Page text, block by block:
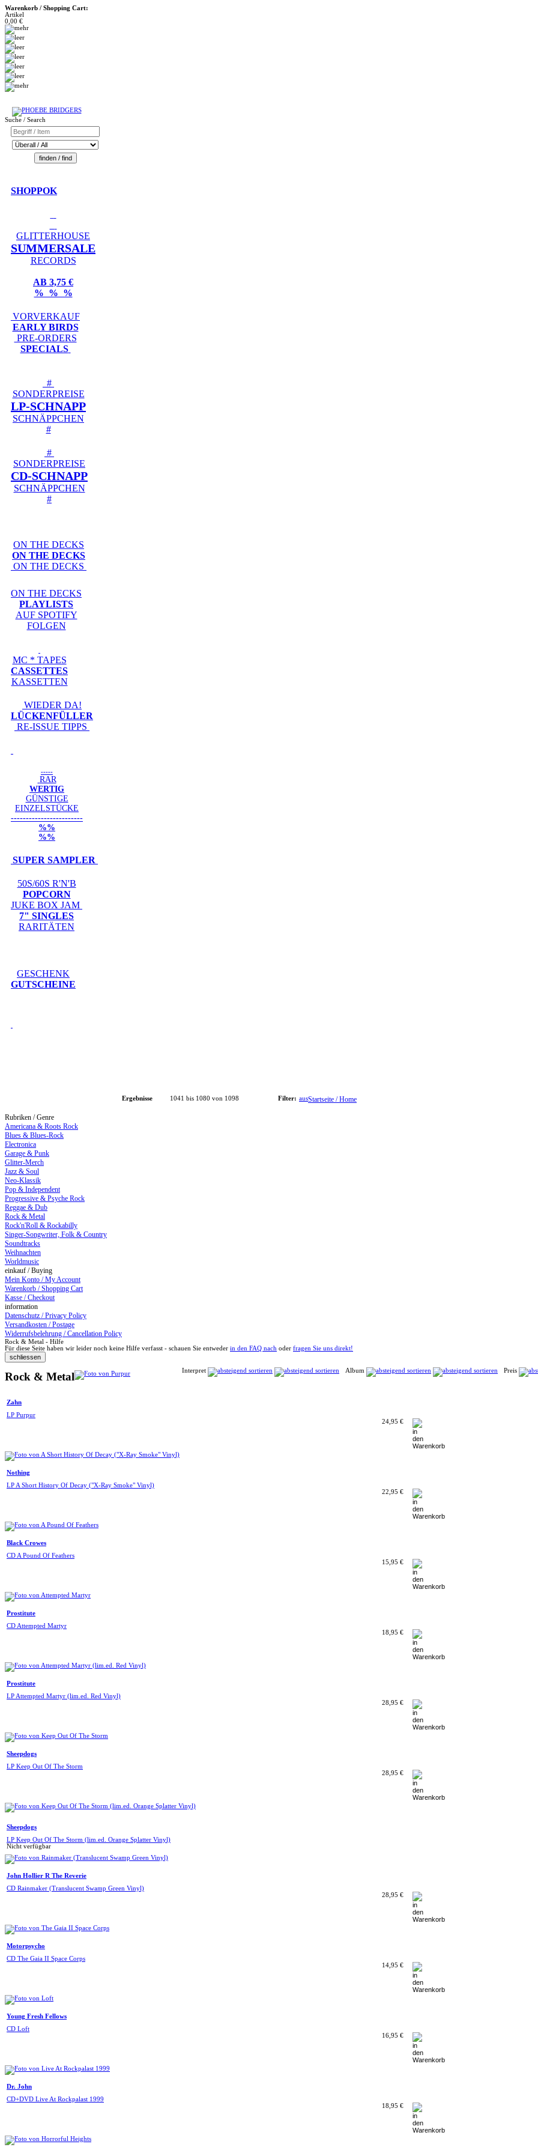
Warenkorb / Shopping Cart:
Artikel
0,00 €
Suche / Search
SHOPPOK
GLITTERHOUSE
SUMMERSALE
RECORDS
AB 3,75 €
% % %
VORVERKAUF
EARLY BIRDS
PRE-ORDERS
SPECIALS
#
SONDERPREISE
LP-SCHNAPP
SCHNÄPPCHEN
#
#
SONDERPREISE
CD-SCHNAPP
SCHNÄPPCHEN
#
ON THE DECKS
ON THE DECKS
ON THE DECKS
ON THE DECKS
PLAYLISTS
AUF SPOTIFY
FOLGEN
MC * TAPES
CASSETTES
KASSETTEN
WIEDER DA!
LÜCKENFÜLLER
RE-ISSUE TIPPS
-----
RAR
WERTIG
GÜNSTIGE
EINZELSTÜCKE
------------------------
%%
%%
SUPER SAMPLER
50S/60S R'N'B
POPCORN
JUKE BOX JAM
7" SINGLES
RARITÄTEN
GESCHENK
GUTSCHEINE
Ergebnisse 1041 bis 1080 von 1098 Filter: ausStartseite / Home
Rubriken / Genre
Americana & Roots Rock
Blues & Blues-Rock
Electronica
Garage & Punk
Glitter-Merch
Jazz & Soul
Neo-Klassik
Pop & Independent
Progressive & Psyche Rock
Reggae & Dub
Rock & Metal
Rock'n'Roll & Rockabilly
Singer-Songwriter, Folk & Country
Soundtracks
Weihnachten
Worldmusic
einkauf / Buying
Mein Konto / My Account
Warenkorb / Shopping Cart
Kasse / Checkout
information
Datenschutz / Privacy Policy
Versandkosten / Postage
Widerrufsbelehrung / Cancellation Policy
Rock & Metal - Hilfe
Für diese Seite haben wir leider noch keine Hilfe verfasst - schauen Sie entweder in den FAQ nach oder fragen Sie uns direkt!
Rock & Metal Interpret Album Preis
Zahn
LP Purpur
24,95 €
Nothing
LP A Short History Of Decay ("X-Ray Smoke" Vinyl)
22,95 €
Black Crowes
CD A Pound Of Feathers
15,95 €
Prostitute
CD Attempted Martyr
18,95 €
Prostitute
LP Attempted Martyr (lim.ed. Red Vinyl)
28,95 €
Sheepdogs
LP Keep Out Of The Storm
28,95 €
Sheepdogs
LP Keep Out Of The Storm (lim.ed. Orange Splatter Vinyl)
Nicht verfügbar
John Hollier R The Reverie
CD Rainmaker (Translucent Swamp Green Vinyl)
28,95 €
Motorpsycho
CD The Gaia II Space Corps
14,95 €
Young Fresh Fellows
CD Loft
16,95 €
Dr. John
CD+DVD Live At Rockpalast 1999
18,95 €